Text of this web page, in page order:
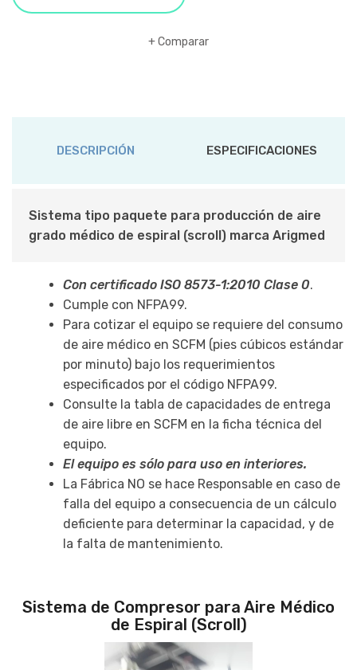
Comparar
DESCRIPCIÓN ESPECIFICACIONES
Sistema tipo paquete para producción de aire
grado médico de espiral (scroll) marca Arigmed
Con certificado ISO 8573-1:2010 Clase 0.
Cumple con NFPA99.
Para cotizar el equipo se requiere del consumo
de aire médico en SCFM (pies cúbicos estándar
por minuto) bajo los requerimientos
especificados por el código NFPA99.
Consulte la tabla de capacidades de entrega
de aire libre en SCFM en la ficha técnica del
equipo.
El equipo es sólo para uso en interiores.
La Fábrica NO se hace Responsable en caso de
falla del equipo a consecuencia de un cálculo
deficiente para determinar la capacidad, y de
la falta de mantenimiento.
Sistema de Compresor para Aire Médico
de Espiral (Scroll)